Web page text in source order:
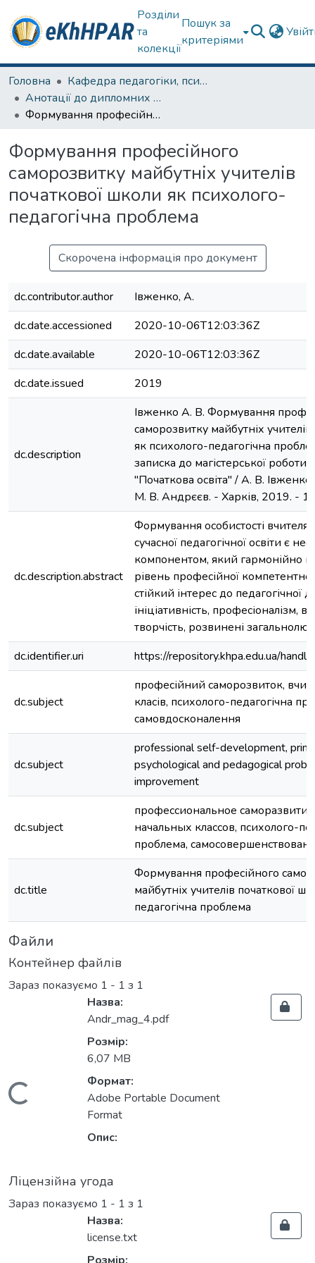
Розділи
та
колекції
Пошук за
критеріями
Головна
Кафедра педагогіки, психології, початкової освіти та освітнього менеджменту
Анотації до дипломних робіт
Формування професійного саморозвитку майбутніх учителів початкової школи як психолого-педагогічна проблема
Формування професійного
саморозвитку майбутніх учителів
початкової школи як психолого-
педагогічна проблема
Скорочена інформація про документ
dc.contributor.author
Івженко, А.
dc.date.accessioned
2020-10-06T12:03:36Z
dc.date.available
2020-10-06T12:03:36Z
dc.date.issued
2019
dc.description
Івженко А. В. Формування
саморозвитку майбутніх
як психолого-педагогічна
записка до магістерської роботи
"Початкова освіта" / А. В.
М. В. Андрєєв. - Харків, 2019. -
dc.description.abstract
Формування особистості
сучасної педагогічної освіти є
компонентом, який гармонійно
рівень професійної
стійкий інтерес до педагогічної
ініціативність, професіоналізм,
творчість, розвинені
dc.identifier.uri
https://repository.khpa.edu.ua/
dc.subject
професійний саморозвиток,
класів, психолого-педагогічна
самовдосконалення
dc.subject
professional self-development,
psychological and pedagogical
improvement
dc.subject
профессиональное
начальных классов, психолого-
проблема,
dc.title
Формування професійного
майбутніх учителів початкової
педагогічна проблема
Файли
Контейнер файлів
Зараз показуємо 1 - 1 з 1
Вантажиться...
Назва:
Andr_mag_4.pdf
Розмір:
6,07 MB
Формат:
Adobe Portable Document
Format
Опис:
Ліцензійна угода
Зараз показуємо 1 - 1 з 1
Назва:
license.txt